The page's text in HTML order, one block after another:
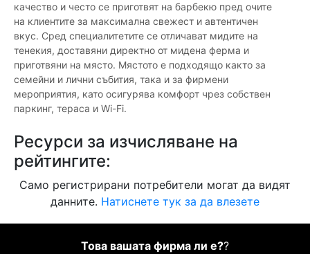
качество и често се приготвят на барбекю пред очите
на клиентите за максимална свежест и автентичен
вкус. Сред специалитетите се отличават мидите на
тенекия, доставяни директно от мидена ферма и
приготвяни на място. Мястото е подходящо както за
семейни и лични събития, така и за фирмени
мероприятия, като осигурява комфорт чрез собствен
паркинг, тераса и Wi-Fi.
Ресурси за изчисляване на
рейтингите:
Само регистрирани потребители могат да видят
данните. Натиснете тук за да влезете
Това вашата фирма ли е??